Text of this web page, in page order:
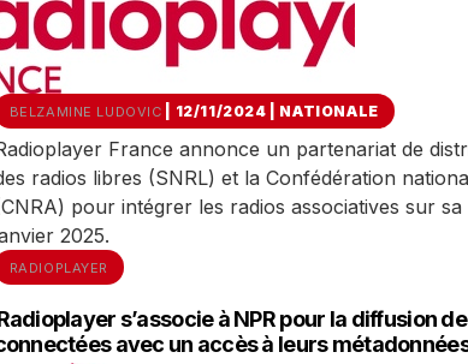
BELZAMINE LUDOVIC | 12/11/2024 NATIONALE
France annonce un partenariat de
radios libres (SNRL) et la Confédération
pour intégrer les radios associatives sur
2025.
RADIOPLAYER
s’associe à NPR pour la diffusion
avec un accès à leurs